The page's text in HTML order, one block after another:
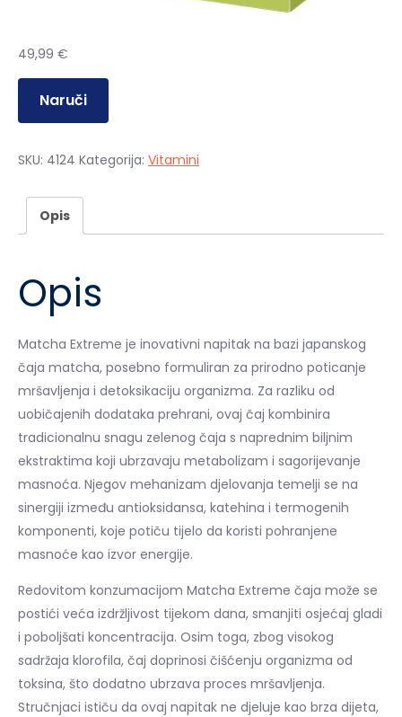
49,99 €
Naruči
SKU: 4124 Kategorija: Vitamini
Opis
Opis
Matcha Extreme je inovativni napitak na bazi japanskog
čaja matcha, posebno formuliran za prirodno poticanje
mršavljenja i detoksikaciju organizma. Za razliku od
uobičajenih dodataka prehrani, ovaj čaj kombinira
tradicionalnu snagu zelenog čaja s naprednim biljnim
ekstraktima koji ubrzavaju metabolizam i sagorijevanje
masnoća. Njegov mehanizam djelovanja temelji se na
sinergiji između antioksidansa, katehina i termogenih
komponenti, koje potiču tijelo da koristi pohranjene
masnoće kao izvor energije.
Redovitom konzumacijom Matcha Extreme čaja može se
postići veća izdržljivost tijekom dana, smanjiti osjećaj gladi
i poboljšati koncentracija. Osim toga, zbog visokog
sadržaja klorofila, čaj doprinosi čišćenju organizma od
toksina, što dodatno ubrzava proces mršavljenja.
Stručnjaci ističu da ovaj napitak ne djeluje kao brza dijeta,